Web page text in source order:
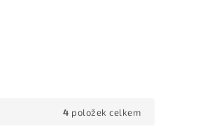
4 položek celkem